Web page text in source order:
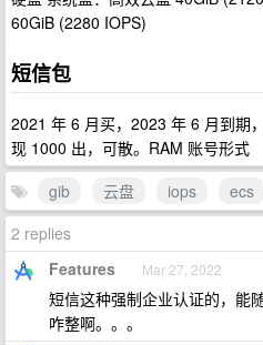
60GiB (2280 IOPS)
短信包
2021 年 6 月买，2023 年 6 月到期
现 1000 出，可散。RAM 账号形式
gib
云盘 iops
ecs
2 replies
Features Mar 27, 2022
短信这种强制企业认证的，能
咋整啊。。。